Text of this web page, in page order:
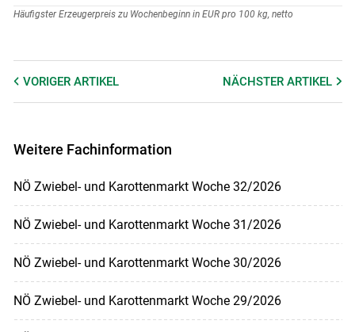
Häufigster Erzeugerpreis zu Wochenbeginn in EUR pro 100 kg, netto
VORIGER ARTIKEL NÄCHSTERARTIKEL
Weitere Fachinformation
NÖ Zwiebel- und Karottenmarkt Woche 32/2026
NÖ Zwiebel- und Karottenmarkt Woche 31/2026
NÖ Zwiebel- und Karottenmarkt Woche 30/2026
NÖ Zwiebel- und Karottenmarkt Woche 29/2026